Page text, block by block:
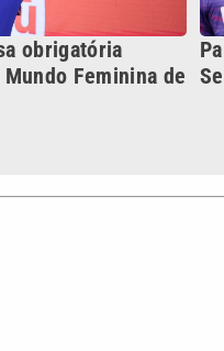
obrigatória
Feminina de